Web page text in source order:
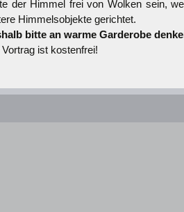
der Himmel frei von Wolken sein,
Himmelsobjekte gerichtet.
bitte an warme Garderobe
Vortrag ist kostenfrei!